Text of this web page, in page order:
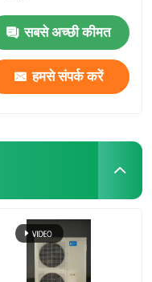
सबसे अच्छी कीमत
हमसे संपर्क करें